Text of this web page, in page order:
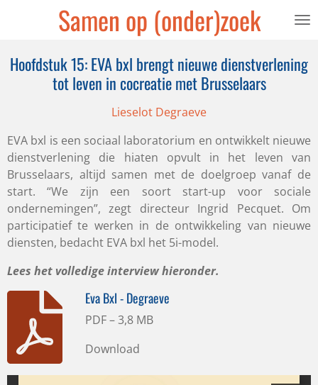
de
hoofdinhoud
Samen op (onder)zoek
Hoofdstuk 15: EVA bxl brengt nieuwe dienstverlening
tot leven in cocreatie met Brusselaars
Lieselot Degraeve
EVA bxl is een sociaal laboratorium en ontwikkelt nieuwe
dienstverlening die hiaten opvult in het leven van
Brusselaars, altijd samen met de doelgroep vanaf de
start. “We zijn een soort start-up voor sociale
ondernemingen”, zegt directeur Ingrid Pecquet. Om
participatief te werken in de ontwikkeling van nieuwe
diensten, bedacht EVA bxl het 5i-model.
Lees het volledige interview hieronder.
Eva Bxl - Degraeve
PDF – 3,8 MB
Download